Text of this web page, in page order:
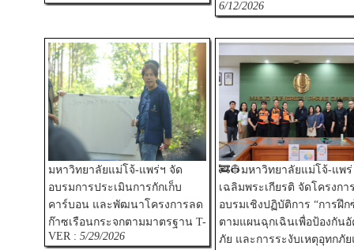
6/12/2026
มหาวิทยาลัยแม่โจ้-แพร่ฯ จัด
อบรมการประเมินการกักเก็บ
คาร์บอน และพัฒนาโครงการลด
ก๊าซเรือนกระจกตามมาตรฐาน T-
VER : 5/29/2026
🚒👷มหาวิทยาลัยแม่โจ้-แพร่
เฉลิมพระเกียรติ จัดโครงกา
อบรมเชิงปฏิบัติการ “การฝึก
ตามแผนฉุกเฉินเพื่อป้องกัน
ภัย และการระงับเหตุอุทกภั